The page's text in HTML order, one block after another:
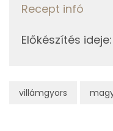
villámgyors
Riboflavin - B2
Fehérje
Recept infó
Előkészítés ideje: